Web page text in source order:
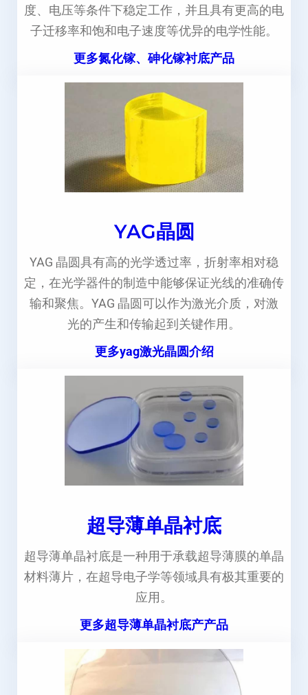
度、电压等条件下稳定工作，并且具有更高的电
子迁移率和饱和电子速度等优异的电学性能。
更多氮化镓、砷化镓衬底产品
YAG晶圆
YAG 晶圆具有高的光学透过率，折射率相对稳
定，在光学器件的制造中能够保证光线的准确传
输和聚焦。YAG 晶圆可以作为激光介质，对激
光的产生和传输起到关键作用。
更多yag激光晶圆介绍
超导薄单晶衬底
超导薄单晶衬底是一种用于承载超导薄膜的单晶
材料薄片，在超导电子学等领域具有极其重要的
应用。
更多超导薄单晶衬底产产品